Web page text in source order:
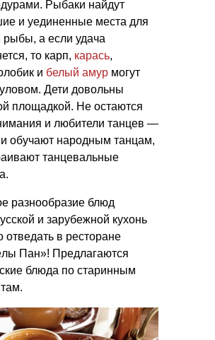
Рыбаки найдут
и уединенные места для
рыбы, а если удача
то карп, карась,
и белый амур могут
уловом. Дети довольны
площадкой. Не остаются
и любители танцев —
и обучают народным танцам,
танцевальные
разнообразие блюд
и зарубежной кухонь
отведать в ресторане
Пан»! Предлагаются
блюда по старинным